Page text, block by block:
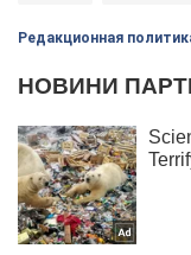
Редакционная